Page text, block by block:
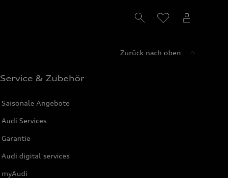
Zurück nach oben
Service & Zubehör
Saisonale Angebote
Audi Services
Garantie
Audi digital services
myAudi